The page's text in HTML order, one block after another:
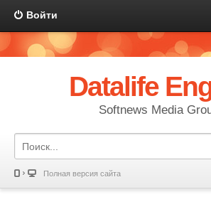
Войти
Datalife
Softnews Media
Полная версия сайта